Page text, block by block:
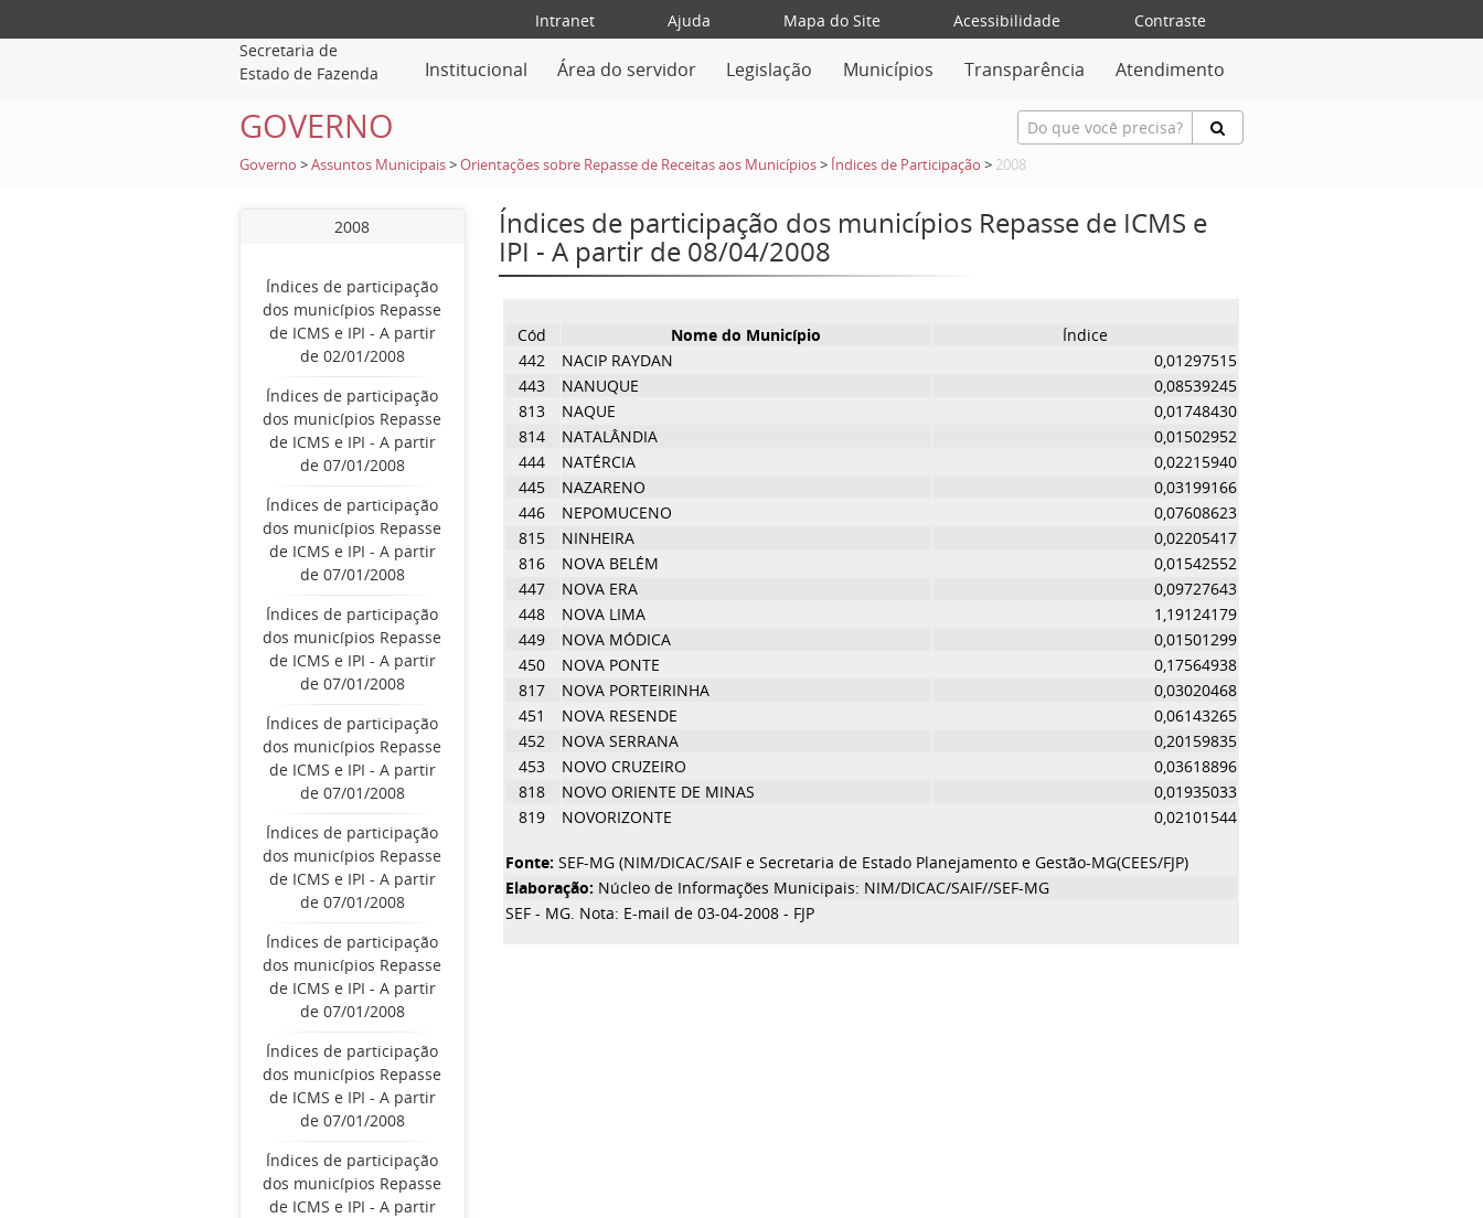
Intranet Ajuda Mapa do Site Acessibilidade
Contraste
Secretaria de
Estado de Fazenda
Institucional Área do servidor Legislação Municípios Transparência Atendimento
GOVERNO
Governo >Assuntos Municipais >Orientações sobre Repasse de Receitas aos Municípios > Índices de Participação > 2008
2008
Índices de participação
dos municípios Repasse
de ICMS e IPI - A partir
de 02/01/2008
Índices de participação
dos municípios Repasse
de ICMS e IPI - A partir
de 07/01/2008
Índices de participação
dos municípios Repasse
de ICMS e IPI - A partir
de 07/01/2008
Índices de participação
dos municípios Repasse
de ICMS e IPI - A partir
de 07/01/2008
Índices de participação
dos municípios Repasse
de ICMS e IPI - A partir
de 07/01/2008
Índices de participação
dos municípios Repasse
de ICMS e IPI - A partir
de 07/01/2008
Índices de participação
dos municípios Repasse
de ICMS e IPI - A partir
de 07/01/2008
Índices de participação
dos municípios Repasse
de ICMS e IPI - A partir
de 07/01/2008
Índices de participação
dos municípios Repasse
de ICMS e IPI - A partir
Índices de participação dos municípios Repasse de ICMS e
IPI - A partir de 08/04/2008
Cód Nome do Município
Índice
442
NACIP RAYDAN
0,01297515
443
NANUQUE
0,08539245
813
NAQUE
0,01748430
814
NATALÂNDIA
0,01502952
444
NATÉRCIA
0,02215940
445
NAZARENO
0,03199166
446
NEPOMUCENO
0,07608623
815
NINHEIRA
0,02205417
816
NOVA BELÉM
0,01542552
447
NOVA ERA
0,09727643
448
NOVA LIMA
1,19124179
449
NOVA MÓDICA
0,01501299
450
NOVA PONTE
0,17564938
817
NOVA PORTEIRINHA
0,03020468
451
NOVA RESENDE
0,06143265
452
NOVA SERRANA
0,20159835
453
NOVO CRUZEIRO
0,03618896
818
NOVO ORIENTE DE MINAS
0,01935033
819
NOVORIZONTE 0,02101544
Fonte: SEF-MG (NIM/DICAC/SAIF e Secretaria de Estado Planejamento e Gestão-MG(CEES/FJP)
Elaboração: Núcleo de Informações Municipais: NIM/DICAC/SAIF//SEF-MG
SEF - MG. Nota: E-mail de 03-04-2008 - FJP